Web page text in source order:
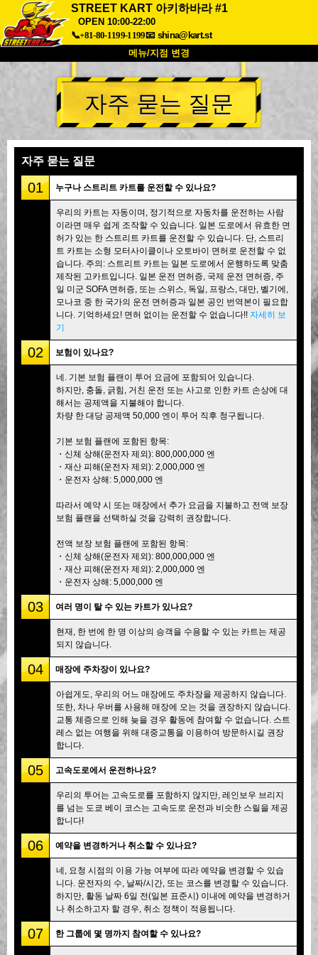
STREET KART 아키하바라 #1
OPEN 10:00-22:00
📞+81-80-1199-1199📧 shina@kart.st
메뉴/지점 변경
소개 사양 가격
접근성 고객 리뷰 자주 묻는 질문
도쿄 시나가와 #1 도쿄 아키하바라#1
도쿄 아키하바라#2 도쿄 시부야
도쿄 시부야 애넥스 도쿄 베이
도쿄 아사쿠사 오사카
오키나와
자주 묻는 질문
자주 묻는 질문
01 누구나 스트리트 카트를 운전할 수 있나요?
우리의 카트는 자동이며, 정기적으로 자동차를 운전하는 사람
이라면 매우 쉽게 조작할 수 있습니다. 일본 도로에서 유효한 면
허가 있는 한 스트리트 카트를 운전할 수 있습니다. 단, 스트리
트 카트는 소형 모터사이클이나 오토바이 면허로 운전할 수 없
습니다. 주의: 스트리트 카트는 일본 도로에서 운행하도록 맞춤
제작된 고카트입니다. 일본 운전 면허증, 국제 운전 면허증, 주
일 미군 SOFA 면허증, 또는 스위스, 독일, 프랑스, 대만, 벨기에,
모나코 중 한 국가의 운전 면허증과 일본 공인 번역본이 필요합
니다. 기억하세요! 면허 없이는 운전할 수 없습니다!! 자세히 보
기
02 보험이 있나요?
네. 기본 보험 플랜이 투어 요금에 포함되어 있습니다.
하지만, 충돌, 긁힘, 거친 운전 또는 사고로 인한 카트 손상에 대
해서는 공제액을 지불해야 합니다.
차량 한 대당 공제액 50,000 엔이 투어 직후 청구됩니다.
기본 보험 플랜에 포함된 항목:
・신체 상해(운전자 제외): 800,000,000 엔
・재산 피해(운전자 제외): 2,000,000 엔
・운전자 상해: 5,000,000 엔
따라서 예약 시 또는 매장에서 추가 요금을 지불하고 전액 보장
보험 플랜을 선택하실 것을 강력히 권장합니다.
전액 보장 보험 플랜에 포함된 항목:
・신체 상해(운전자 제외): 800,000,000 엔
・재산 피해(운전자 제외): 2,000,000 엔
・운전자 상해: 5,000,000 엔
03 여러 명이 탈 수 있는 카트가 있나요?
현재, 한 번에 한 명 이상의 승객을 수용할 수 있는 카트는 제공
되지 않습니다.
04 매장에 주차장이 있나요?
아쉽게도, 우리의 어느 매장에도 주차장을 제공하지 않습니다.
또한, 차나 우버를 사용해 매장에 오는 것을 권장하지 않습니다.
교통 체증으로 인해 늦을 경우 활동에 참여할 수 없습니다. 스트
레스 없는 여행을 위해 대중교통을 이용하여 방문하시길 권장
합니다.
05 고속도로에서 운전하나요?
우리의 투어는 고속도로를 포함하지 않지만, 레인보우 브리지
를 넘는 도쿄 베이 코스는 고속도로 운전과 비슷한 스릴을 제공
합니다!
06 예약을 변경하거나 취소할 수 있나요?
네, 요청 시점의 이용 가능 여부에 따라 예약을 변경할 수 있습
니다. 운전자의 수, 날짜/시간, 또는 코스를 변경할 수 있습니다.
하지만, 활동 날짜 6일 전(일본 표준시) 이내에 예약을 변경하거
나 취소하고자 할 경우, 취소 정책이 적용됩니다.
07 한 그룹에 몇 명까지 참여할 수 있나요?